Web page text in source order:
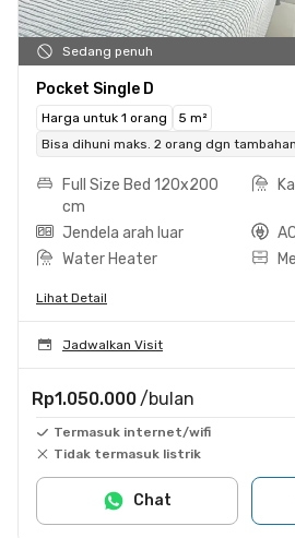
Sedang penuh
Pocket Single D
Harga untuk 1 orang
5 m²
Bisa dihuni maks. 2 orang dgn
Full Size Bed 120x200
cm
Jendela arah luar
Water Heater
Lihat Detail
Jadwalkan Visit
Rp1.050.000 /bulan
Termasuk internet/wifi
Tidak termasuk listrik
Chat